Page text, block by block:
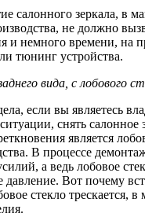
салонного зеркала, в
не должно
и немного времени, на
тюнинг устройства.
вида, с лобового
если вы являетесь
снять салонное
является
В процессе
а ведь лобовое
давление. Вот почему
стекло трескается,